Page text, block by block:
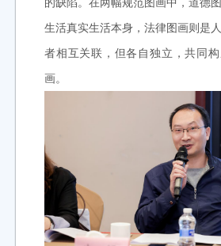
生活真实生活本身，法律图画则是
者相互关联，但各自独立，共同构
画。